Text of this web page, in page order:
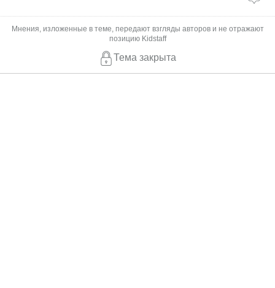
Мнения, изложенные в теме, передают взгляды авторов и не отражают
позицию Kidstaff
Тема закрыта